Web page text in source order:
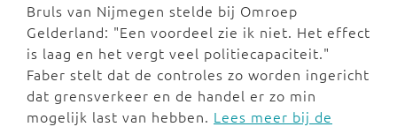
Bruls van Nijmegen stelde bij Omroep
Gelderland: "Een voordeel zie ik niet. Het effect
is laag en het vergt veel politiecapaciteit."
Faber stelt dat de controles zo worden ingericht
dat grensverkeer en de handel er zo min
mogelijk last van hebben. Lees meer bij de